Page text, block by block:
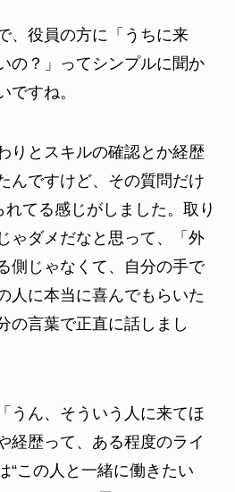
、役員の方に「うちに来
の？」ってシンプルに聞か
ですね。
りとスキルの確認とか経歴
んですけど、その質問だけ
れてる感じがしました。取り
ゃダメだなと思って、「外
側じゃなくて、自分の手で
人に本当に喜んでもらいた
の言葉で正直に話しまし
うん、そういう人に来てほ
経歴って、ある程度のライ
“この人と一緒に働きたい